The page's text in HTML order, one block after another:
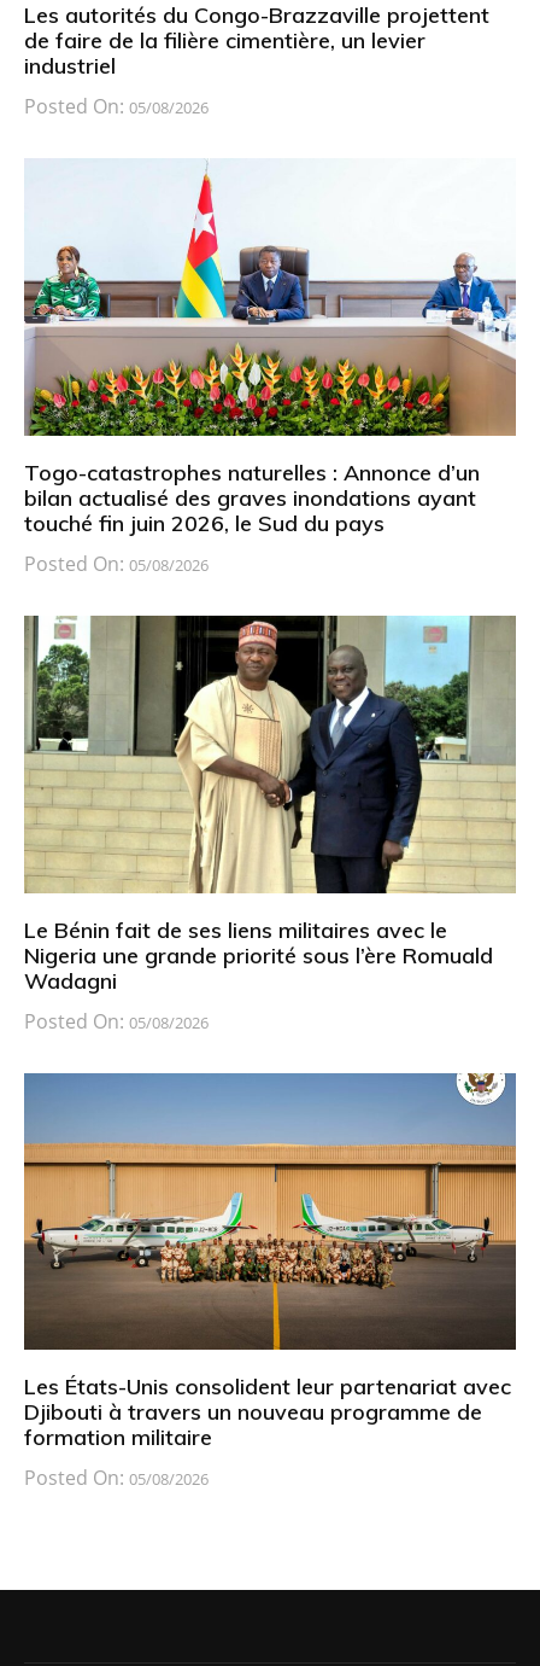
Les autorités du Congo-Brazzaville projettent
de faire de la filière cimentière, un levier
industriel
Posted On: 05/08/2026
Togo-catastrophes naturelles : Annonce d’un
bilan actualisé des graves inondations ayant
touché fin juin 2026, le Sud du pays
Posted On: 05/08/2026
Le Bénin fait de ses liens militaires avec le
Nigeria une grande priorité sous l’ère Romuald
Wadagni
Posted On: 05/08/2026
Les États-Unis consolident leur partenariat avec
Djibouti à travers un nouveau programme de
formation militaire
Posted On: 05/08/2026